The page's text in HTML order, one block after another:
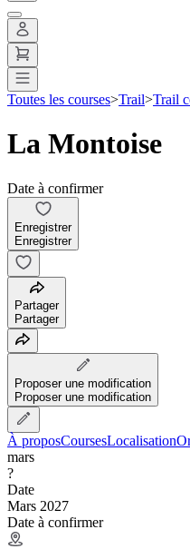
Toutes les courses>Trail>Trail
La Montoise
Date à confirmer
Enregistrer
Enregistrer
Partager
Partager
Proposer une modification
Proposer une modification
À proposCoursesLocalisation
mars
?
Date
Mars 2027
Date à confirmer